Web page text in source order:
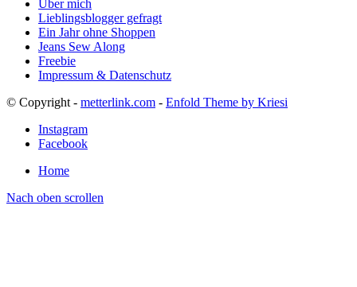
Über mich
Lieblingsblogger gefragt
Ein Jahr ohne Shoppen
Jeans Sew Along
Freebie
Impressum & Datenschutz
© Copyright - metterlink.com - Enfold Theme by Kriesi
Instagram
Facebook
Home
Nach oben scrollen